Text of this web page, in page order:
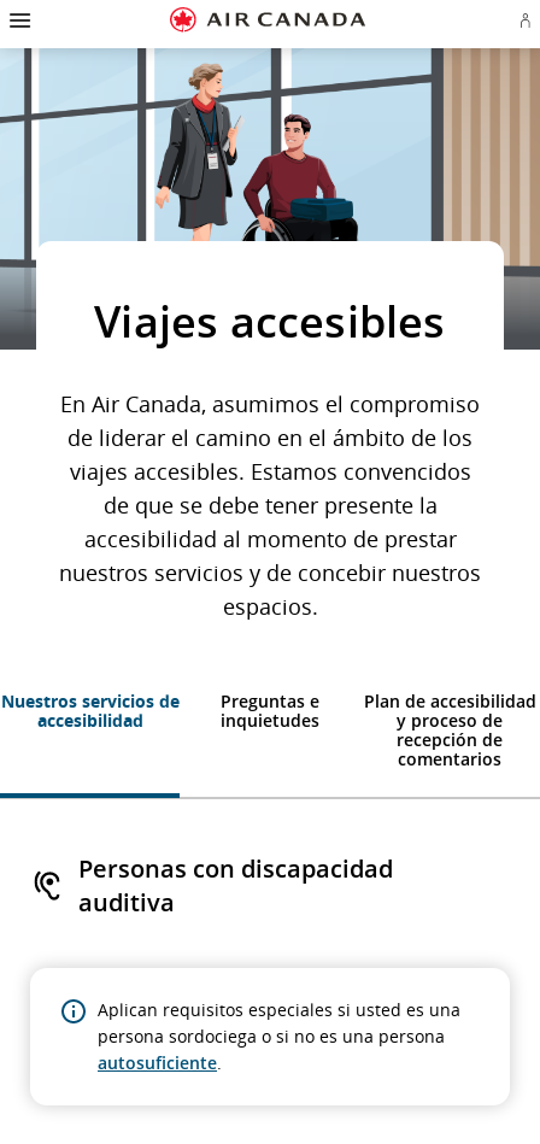
página
Omitir
pasar
de
Omitir
pasar
campo
Omitir
pasar
del
Omitir
pasar
sitio
Omitir
pasar
Viajes accesibles
En Air Canada, asumimos el compromiso
de liderar el camino en el ámbito de los
viajes accesibles. Estamos convencidos
de que se debe tener presente la
accesibilidad al momento de prestar
nuestros servicios y de concebir nuestros
espacios.
Nuestros servicios de
accesibilidad
Preguntas e
inquietudes
Plan de accesibilidad
y proceso de
recepción de
comentarios
Personas con discapacidad
auditiva
Aplican requisitos especiales si usted es una
persona sordociega o si no es una persona
autosuficiente.